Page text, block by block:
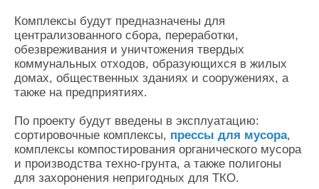
Комплексы будут предназначены для
централизованного сбора, переработки,
обезвреживания и уничтожения твердых
коммунальных отходов, образующихся в жилых
домах, общественных зданиях и сооружениях, а
также на предприятиях.
По проекту будут введены в эксплуатацию:
сортировочные комплексы, прессы для мусора,
комплексы компостирования органического мусора
и производства техно-грунта, а также полигоны
для захоронения непригодных для ТКО.